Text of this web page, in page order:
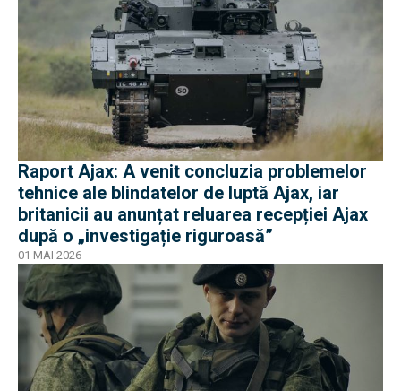
Raport Ajax: A venit concluzia problemelor
tehnice ale blindatelor de luptă Ajax, iar
britanicii au anunțat reluarea recepției Ajax
după o „investigație riguroasă”
01 MAI 2026